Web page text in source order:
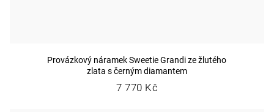
Provázkový náramek Sweetie Grandi ze žlutého
zlata s černým diamantem
7 770 Kč